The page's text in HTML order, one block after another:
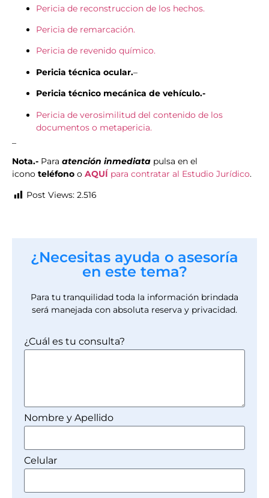
Pericia de reconstruccion de los hechos.
Pericia de remarcación.
Pericia de revenido químico.
Pericia técnica ocular.–
Pericia técnico mecánica de vehículo.-
Pericia de verosimilitud del contenido de los
documentos o metapericia.
Nota.- Para atención inmediata pulsa en el
icono teléfono o AQUÍ para contratar al Estudio Jurídico.
Post Views: 2.516
¿Necesitas ayuda o asesoría
en este tema?
Para tu tranquilidad toda la información brindada
será manejada con absoluta reserva y privacidad.
¿Cuál es tu consulta?
Nombre y Apellido
Celular